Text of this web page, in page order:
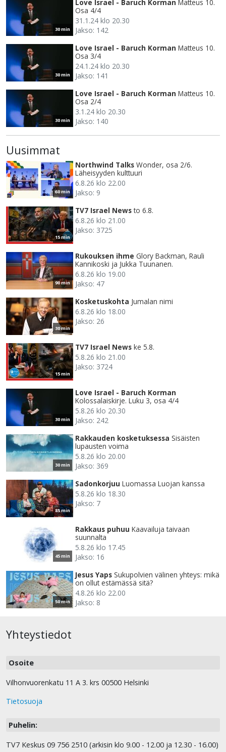
30 min
Love Israel - Baruch Korman Matteus 10.
Osa 4/4
31.1.24 klo 20.30
Jakso: 142
30 min
Love Israel - Baruch Korman Matteus 10.
Osa 3/4
24.1.24 klo 20.30
Jakso: 141
30 min
Love Israel - Baruch Korman Matteus 10.
Osa 2/4
3.1.24 klo 20.30
Jakso: 140
Uusimmat
60 min
Northwind Talks Wonder, osa 2/6.
Läheisyyden kulttuuri
6.8.26 klo 22.00
Jakso: 9
15 min
TV7 Israel News to 6.8.
6.8.26 klo 21.00
Jakso: 3725
90 min
Rukouksen ihme Glory Backman, Rauli
Kannikoski ja Jukka Tuunanen.
6.8.26 klo 19.00
Jakso: 47
30 min
Kosketuskohta Jumalan nimi
6.8.26 klo 18.00
Jakso: 26
15 min
TV7 Israel News ke 5.8.
5.8.26 klo 21.00
Jakso: 3724
30 min
Love Israel - Baruch Korman
Kolossalaiskirje. Luku 3, osa 4/4
5.8.26 klo 20.30
Jakso: 242
30 min
Rakkauden kosketuksessa Sisäisten
lupausten voima
5.8.26 klo 20.00
Jakso: 369
85 min
Sadonkorjuu Luomassa Luojan kanssa
5.8.26 klo 18.30
Jakso: 7
45 min
Rakkaus puhuu Kaavailuja taivaan
suunnalta
5.8.26 klo 17.45
Jakso: 16
50 min
Jesus Yaps Sukupolvien välinen yhteys: mikä
on ollut estämässä sitä?
4.8.26 klo 22.00
Jakso: 8
Yhteystiedot
Osoite
Vilhonvuorenkatu 11 A 3. krs 00500 Helsinki
Tietosuoja
Puhelin:
TV7 Keskus 09 756 2510 (arkisin klo 9.00 - 12.00 ja 12.30 - 16.00)